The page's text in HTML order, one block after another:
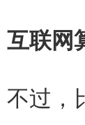
互联网
不过，